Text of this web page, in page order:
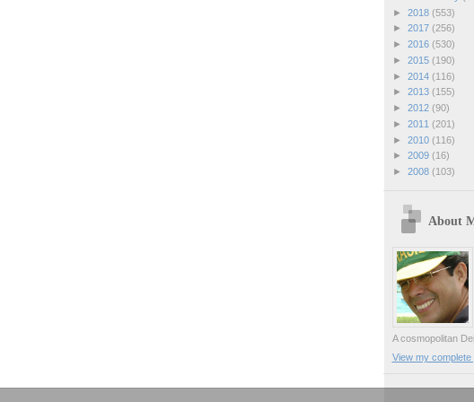
► 2018 (553)
► 2017 (256)
► 2016 (530)
► 2015 (190)
► 2014 (116)
► 2013 (155)
► 2012 (90)
► 2011 (201)
► 2010 (116)
► 2009 (16)
► 2008 (103)
About
A cosmopolitan
View my complete